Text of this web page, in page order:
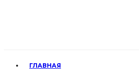
ГЛАВНАЯ